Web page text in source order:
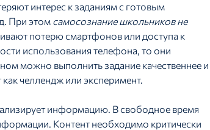
интерес к заданиям с готовым
При этом самосознание школьников не
потерю смартфонов или доступа к
использования телефона, то они
можно выполнить задание качественнее и
челлендж или эксперимент.
информацию. В свободное время
Контент необходимо критически